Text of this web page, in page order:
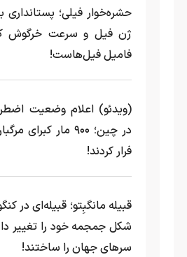
حشره‌خوار فیلی؛
ژن فیل و سرعت خرگوش
فامیل فیل‌هاست!
(ویدئو) اعلام وضعیت
در چین؛ ۹۰۰ مار
فرار کردند!
قبیله مانگبِتو؛ قبیله‌ای در
شکل جمجمه خود را تغییر
سرهای جهان را ساختند!